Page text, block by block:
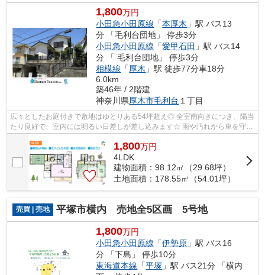
1,800万円
小田急小田原線 「本厚木 」駅 バス13
分 「毛利台団地」 停歩3分
小田急小田原線 「愛甲石田 」駅 バス14
分 「 毛利台団地」 停歩3分
相模線 「厚木 」駅 徒歩77分車18分
6.0km
築46年 / 2階建
神奈川県厚木市毛利台 １丁目
広々としたお庭付きで敷地はゆとりある54坪超え◎ 全室南向きにつき、陽当
たり良好で、室内には明るい日差しが差し込みます☆ 雨や汚れから車を守っ
1,800万円
4LDK
建物面積：98.12㎡（29.68坪）
土地面積：178.55㎡（54.01坪）
売買 | 売地 平塚市横内 売地全5区画 5号地
1,800万円
小田急小田原線 「伊勢原 」駅 バス16
分 「下島」 停歩10分
東海道本線 「平塚 」駅 バス21分 「横内